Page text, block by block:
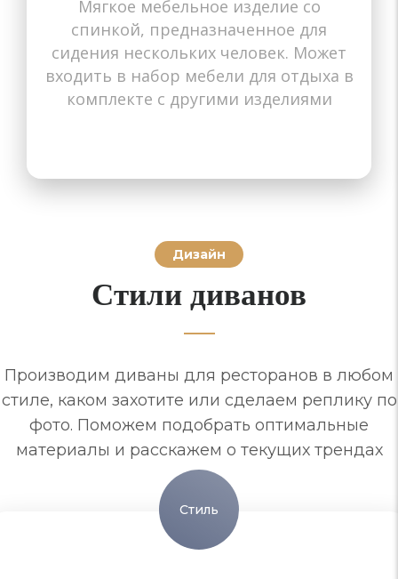
Для ресторанов
Назначение диванов
Мягкое мебельное изделие со
спинкой, предназначенное для
сидения нескольких человек. Может
входить в набор мебели для отдыха в
комплекте с другими изделиями
Кухонные
Назначение диванов
Для гостиной
Назначение диванов
Офисные
Назначение диванов
Для квартиры
Назначение диванов
Для маленьких квартир
Назначение диванов
Для кафе
Назначение диванов
В спальню
Назначение диванов
На балкон
Назначение диванов
Для детской
Назначение диванов
В прихожую
Назначение диванов
Для кабинета
Назначение диванов
Для дачи
Назначение диванов
Для ресторанов
Назначение диванов
Детские
Назначение диванов
Дизайн
Стили диванов
Производим диваны для ресторанов в любом
стиле, каком захотите или сделаем реплику по
фото. Поможем подобрать оптимальные
материалы и расскажем о текущих трендах
Стиль